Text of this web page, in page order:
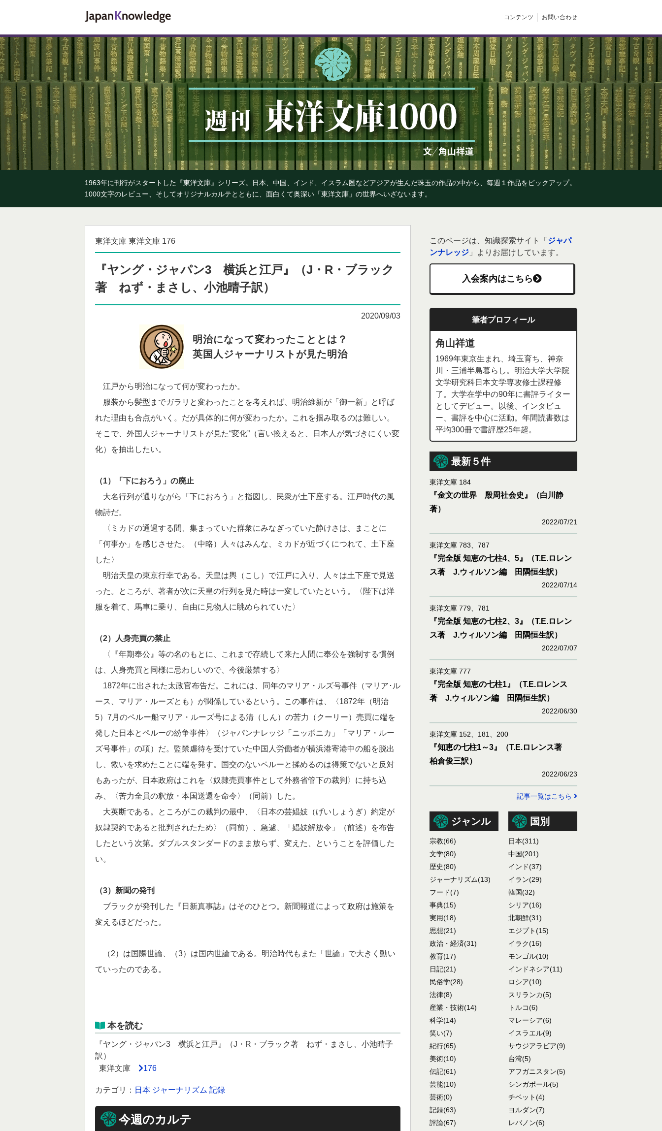
コンテンツ お問い合わせ
1963年に刊行がスタートした『東洋文庫』シリーズ。日本、中国、インド、イスラム圏などアジアが生んだ珠玉の作品の中から、毎週１作品をピックアップ。
1000文字のレビュー、そしてオリジナルカルテとともに、面白くて奥深い「東洋文庫」の世界へいざないます。
東洋文庫 東洋文庫 176
『ヤング・ジャパン3 横浜と江戸』（J・R・ブラック
著 ねず・まさし、小池晴子訳）
2020/09/03
明治になって変わったこととは？
英国人ジャーナリストが見た明治
江戸から明治になって何が変わったか。
服装から髪型までガラリと変わったことを考えれば、明治維新が「御一新」と呼ば
れた理由も合点がいく。だが具体的に何が変わったか。これを掴み取るのは難しい。
そこで、外国人ジャーナリストが見た“変化”（言い換えると、日本人が気づきにくい変
化）を抽出したい。
（1）「下におろう」の廃止
大名行列が通りながら「下におろう」と指図し、民衆が土下座する。江戸時代の風
物詩だ。
〈ミカドの通過する間、集まっていた群衆にみなぎっていた静けさは、まことに
「何事か」を感じさせた。（中略）人々はみんな、ミカドが近づくにつれて、土下座
した〉
明治天皇の東京行幸である。天皇は輿（こし）で江戸に入り、人々は土下座で見送
った。ところが、著者が次に天皇の行列を見た時は一変していたという。〈陛下は洋
服を着て、馬車に乗り、自由に見物人に眺められていた〉
（2）人身売買の禁止
〈『年期奉公』等の名のもとに、これまで存続して来た人間に奉公を強制する慣例
は、人身売買と同様に忌わしいので、今後厳禁する〉
1872年に出された太政官布告だ。これには、同年のマリア・ルズ号事件（マリア･ル
ース、マリア・ルーズとも）が関係しているという。この事件は、〈1872年（明治
5）7月のペルー船マリア・ルーズ号による清（しん）の苦力（クーリー）売買に端を
発した日本とペルーの紛争事件〉（ジャパンナレッジ「ニッポニカ」「マリア・ルー
ズ号事件」の項）だ。監禁虐待を受けていた中国人労働者が横浜港寄港中の船を脱出
し、救いを求めたことに端を発す。国交のないペルーと揉めるのは得策でないと反対
もあったが、日本政府はこれを〈奴隷売買事件として外務省管下の裁判〉に持ち込
み、〈苦力全員の釈放・本国送還を命令〉（同前）した。
大英断である。ところがこの裁判の最中、〈日本の芸娼妓（げいしょうぎ）約定が
奴隷契約であると批判されたため〉（同前）、急遽、「娼妓解放令」（前述）を布告
したという次第。ダブルスタンダードのまま放らず、変えた、ということを評価した
い。
（3）新聞の発刊
ブラックが発刊した『日新真事誌』はそのひとつ。新聞報道によって政府は施策を
変えるほどだった。
（2）は国際世論、（3）は国内世論である。明治時代もまた「世論」で大きく動い
ていったのである。
本を読む
『ヤング・ジャパン3 横浜と江戸』（J・R・ブラック著 ねず・まさし、小池晴子
訳）
東洋文庫
176
カテゴリ： 日本 ジャーナリズム 記録
今週のカルテ
このページは、知識探索サイト「 ジャパ
ンナレッジ 」よりお届けしています。
入会案内はこちら
筆者プロフィール
角山祥道
1969年東京生まれ、埼玉育ち、神奈
川・三浦半島暮らし。明治大学大学院
文学研究科日本文学専攻修士課程修
了。大学在学中の90年に書評ライター
としてデビュー。以後、インタビュ
ー、書評を中心に活動。年間読書数は
平均300冊で書評歴25年超。
最新５件
東洋文庫 184
『金文の世界 殷周社会史』（白川静
著）
2022/07/21
東洋文庫 783、787
『完全版 知恵の七柱4、5』（T.E.ロレン
ス著 J.ウィルソン編 田隅恒生訳）
2022/07/14
東洋文庫 779、781
『完全版 知恵の七柱2、3』（T.E.ロレン
ス著 J.ウィルソン編 田隅恒生訳）
2022/07/07
東洋文庫 777
『完全版 知恵の七柱1』（T.E.ロレンス
著 J.ウィルソン編 田隅恒生訳）
2022/06/30
東洋文庫 152、181、200
『知恵の七柱1～3』（T.E.ロレンス著
柏倉俊三訳）
2022/06/23
記事一覧はこちら
ジャンル
宗教(66)
文学(80)
歴史(80)
ジャーナリズム(13)
フード(7)
事典(15)
実用(18)
思想(21)
政治・経済(31)
教育(17)
日記(21)
民俗学(28)
法律(8)
産業・技術(14)
科学(14)
笑い(7)
紀行(65)
美術(10)
伝記(61)
芸能(10)
芸術(0)
記録(63)
評論(67)
国別
日本(311)
中国(201)
インド(37)
イラン(29)
韓国(32)
シリア(16)
北朝鮮(31)
エジプト(15)
イラク(16)
モンゴル(10)
インドネシア(11)
ロシア(10)
スリランカ(5)
トルコ(6)
マレーシア(6)
イスラエル(9)
サウジアラビア(9)
台湾(5)
アフガニスタン(5)
シンガポール(5)
チベット(4)
ヨルダン(7)
レバノン(6)